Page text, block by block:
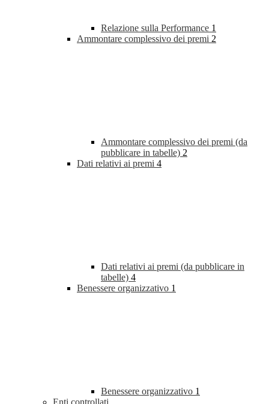
Relazione sulla Performance 1
Ammontare complessivo dei premi 2
Ammontare complessivo dei premi (da
pubblicare in tabelle) 2
Dati relativi ai premi 4
Dati relativi ai premi (da pubblicare in
tabelle) 4
Benessere organizzativo 1
Benessere organizzativo 1